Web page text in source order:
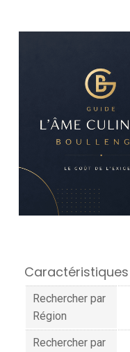
Caractéristiques
Rechercher par
Région
Rechercher par